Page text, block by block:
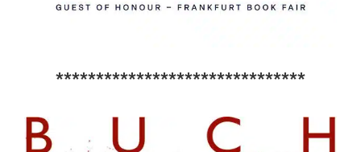
*******************************